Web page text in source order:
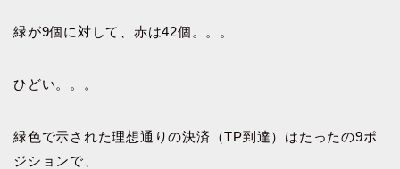
緑が9個に対して、赤は42個。。。
ひどい。。。
緑色で示された理想通りの決済（TP到達）はたったの9ポ
ジションで、